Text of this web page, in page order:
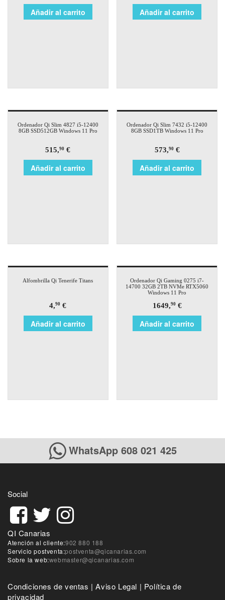
Añadir al carrito Añadir al carrito
Ordenador Qi Slim 4827 i5-12400
8GB SSD512GB Windows 11 Pro
515,90 €
Añadir al carrito
Ordenador Qi Slim 7432 i5-12400
8GB SSD1TB Windows 11 Pro
573,90€
Añadir al carrito
Alfombrilla Qi Tenerife Titans
4,90 €
Añadir al carrito
Ordenador Qi Gaming 0275 i7-
14700 32GB 2TB NVMe RTX5060
Windows 11 Pro
1649,90€
Añadir al carrito
WhatsApp 608 021 425
Social
QI Canarias
Atención al cliente:902 880 188
Servicio postventa:postventa@qicanarias.com
Sobre la web:webmaster@qicanarias.com
Condiciones de ventas |Aviso Legal | Política de
privacidad